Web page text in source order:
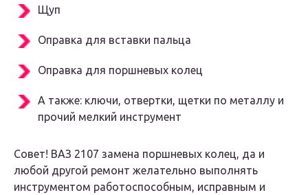
Щуп
Оправка для вставки пальца
Оправка для поршневых колец
А также: ключи, отвертки, щетки по металлу и
прочий мелкий инструмент
Совет! ВАЗ 2107 замена поршневых колец, да и
любой другой ремонт желательно выполнять
инструментом работоспособным, исправным и